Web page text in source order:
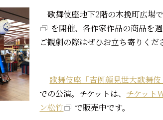
歌舞伎座地下2階の木挽町広場
を開催、各作家作品の商品を
ご観劇の際はぜひお立ち寄りくだ
歌舞伎座「吉例顔見世大歌舞伎
での公演。チケットは、 チケット
ン松竹
で販売中です。